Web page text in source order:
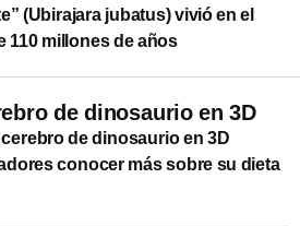
(Ubirajara jubatus) vivió en el
110 millones de años
de dinosaurio en 3D
de dinosaurio en 3D
conocer más sobre su dieta